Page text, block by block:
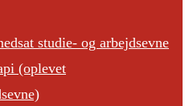
studie- og arbejdsevne
(oplevet